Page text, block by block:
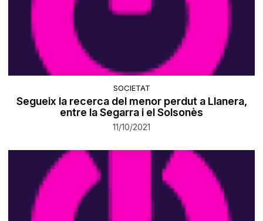
SOCIETAT
Segueix la recerca del menor perdut a Llanera,
entre la Segarra i el Solsonès
11/10/2021